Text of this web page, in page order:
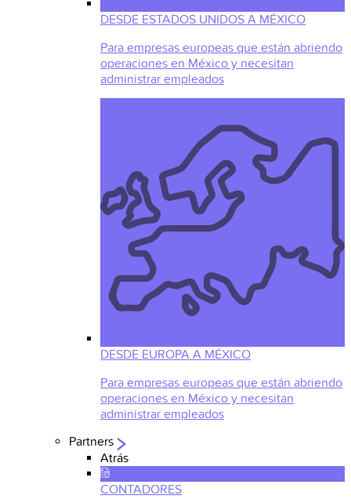
DESDE ESTADOS UNIDOS A MÉXICO
Para empresas europeas que están abriendo
operaciones en México y necesitan
administrar empleados
DESDE EUROPA A MÉXICO
Para empresas europeas que están abriendo
operaciones en México y necesitan
administrar empleados
Partners
Atrás
CONTADORES